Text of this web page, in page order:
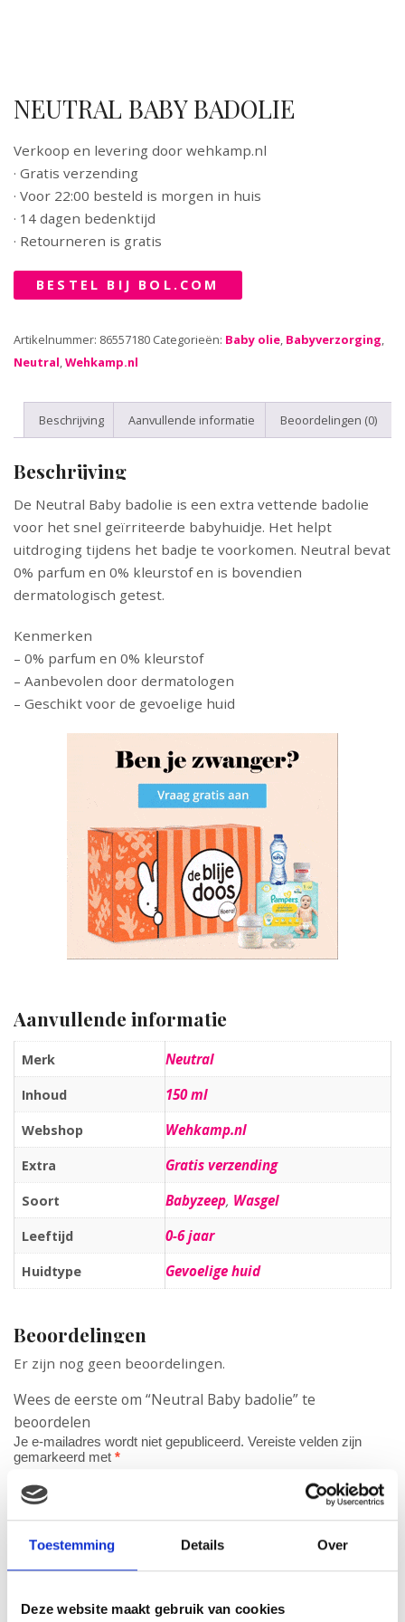
Toestemming Details Over
Deze website maakt gebruik van cookies
NEUTRAL BABY BADOLIE
Verkoop en levering door wehkamp.nl
· Gratis verzending
· Voor 22:00 besteld is morgen in huis
· 14 dagen bedenktijd
· Retourneren is gratis
BESTEL BIJ BOL.COM
Artikelnummer: 86557180 Categorieën: Baby olie, Babyverzorging,
Neutral,Wehkamp.nl
Beschrijving Aanvullende informatie Beoordelingen (0)
Beschrijving
De Neutral Baby badolie is een extra vettende badolie
voor het snel geïrriteerde babyhuidje. Het helpt
uitdroging tijdens het badje te voorkomen. Neutral bevat
0% parfum en 0% kleurstof en is bovendien
dermatologisch getest.
Kenmerken
– 0% parfum en 0% kleurstof
– Aanbevolen door dermatologen
– Geschikt voor de gevoelige huid
Aanvullende informatie
Merk Neutral
Inhoud 150 ml
Webshop Wehkamp.nl
Extra Gratis verzending
Soort Babyzeep, Wasgel
Leeftijd 0-6 jaar
Huidtype Gevoelige huid
Beoordelingen
Er zijn nog geen beoordelingen.
Wees de eerste om “Neutral Baby badolie” te
beoordelen
Je e-mailadres wordt niet gepubliceerd. Vereiste velden zijn
gemarkeerd met *
Je waardering
Je beoordeling
Naam